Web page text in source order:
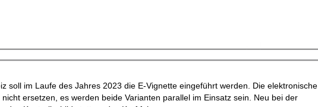
soll im Laufe des Jahres 2023 die E-Vignette eingeführt werden. Die elektronische
ersetzen, es werden beide Varianten parallel im Einsatz sein. Neu bei der